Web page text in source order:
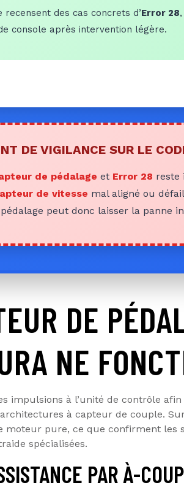
recensent des cas concrets d’Error 28
console après intervention légère.
DE VIGILANCE SUR LE
de pédalage et Error 28 reste
de vitesse mal aligné ou
peut donc laisser la panne
DE
NE
impulsions à l’unité de contrôle afin
à capteur de couple.
moteur pure, ce que confirment les
spécialisées.
PAR À-